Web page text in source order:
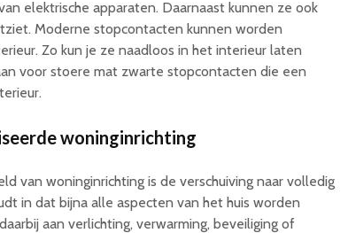
elektrische apparaten. Daarnaast kunnen ze ook
Moderne stopcontacten kunnen worden
Zo kun je ze naadloos in het interieur laten
voor stoere mat zwarte stopcontacten die een
woninginrichting
van woninginrichting is de verschuiving naar volledig
in dat bijna alle aspecten van het huis worden
aan verlichting, verwarming, beveiliging of